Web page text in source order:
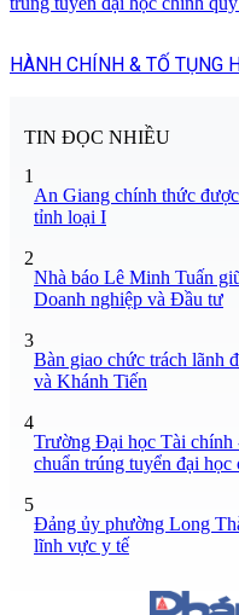
HÀNH CHÍNH & TỐ TỤNG
TIN ĐỌC NHIỀU
1
An Giang chính thức
tỉnh loại I
2
Nhà báo Lê Minh Tuấn
Doanh nghiệp và Đầu tư
3
Bàn giao chức trách lãnh
và Khánh Tiến
4
Trường Đại học Tài chính
chuẩn trúng tuyển đại
5
Đảng ủy phường Long
lĩnh vực y tế